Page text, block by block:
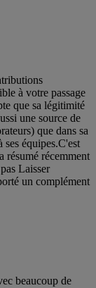
à votre passage
que sa légitimité
une source de
que dans sa
équipes.C'est
récemment
Laisser
un complément
beaucoup de